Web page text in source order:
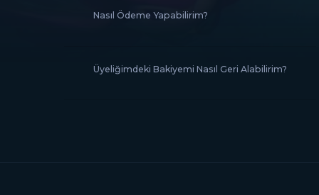
Nasıl Ödeme Yapabilirim?
Üyeliğimdeki Bakiyemi Nasıl Geri Alabilirim?